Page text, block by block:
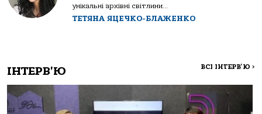
унікальні архівні світлини...
ТЕТЯНА ЯЦЕЧКО-БЛАЖЕНКО
ІНТЕРВ'Ю ВСІ ІНТЕРВ'Ю >